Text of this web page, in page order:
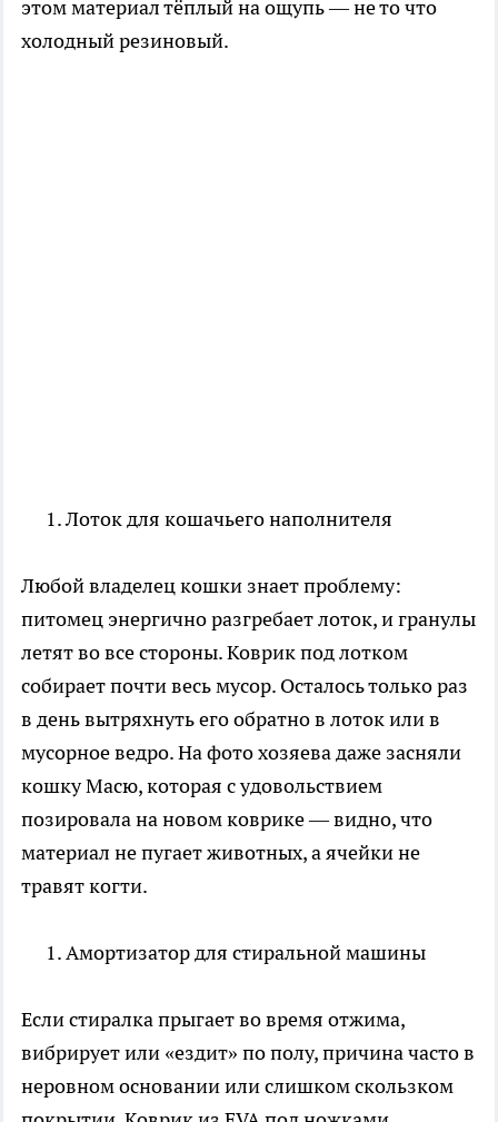
этом материал тёплый на ощупь — не то что
холодный резиновый.
Лоток для кошачьего наполнителя
Любой владелец кошки знает проблему:
питомец энергично разгребает лоток, и гранулы
летят во все стороны. Коврик под лотком
собирает почти весь мусор. Осталось только раз
в день вытряхнуть его обратно в лоток или в
мусорное ведро. На фото хозяева даже засняли
кошку Масю, которая с удовольствием
позировала на новом коврике — видно, что
материал не пугает животных, а ячейки не
травят когти.
Амортизатор для стиральной машины
Если стиралка прыгает во время отжима,
вибрирует или «ездит» по полу, причина часто в
неровном основании или слишком скользком